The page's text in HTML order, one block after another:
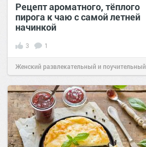
Рецепт ароматного, тёплого
пирога к чаю с самой летней
начинкой
3 1
Женский развлекательный и поучительный
сайт.23:4827 июл 2024